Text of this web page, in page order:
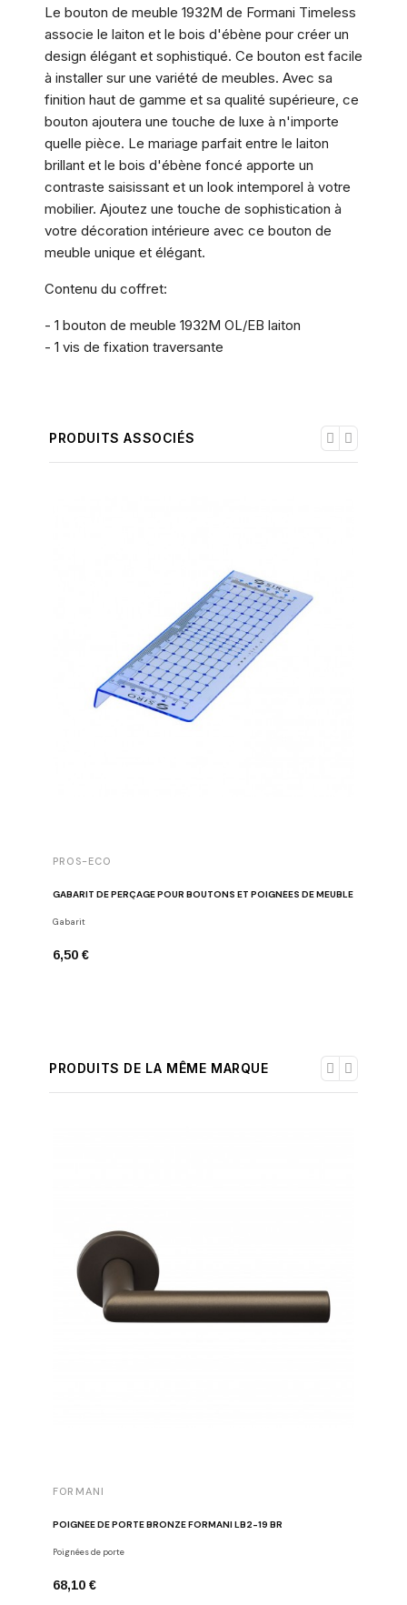
Le bouton de meuble 1932M de Formani Timeless
associe le laiton et le bois d'ébène pour créer un
design élégant et sophistiqué. Ce bouton est facile
à installer sur une variété de meubles. Avec sa
finition haut de gamme et sa qualité supérieure, ce
bouton ajoutera une touche de luxe à n'importe
quelle pièce. Le mariage parfait entre le laiton
brillant et le bois d'ébène foncé apporte un
contraste saisissant et un look intemporel à votre
mobilier. Ajoutez une touche de sophistication à
votre décoration intérieure avec ce bouton de
meuble unique et élégant.
Contenu du coffret:
- 1 bouton de meuble 1932M OL/EB laiton
- 1 vis de fixation traversante
PRODUITS ASSOCIÉS
PROS-ECO
GABARIT DE PERÇAGE POUR BOUTONS ET POIGNÉES DE MEUBLE
Gabarit
6,50 €
PRODUITS DE LA MÊME MARQUE
FORMANI
POIGNÉE DE PORTE BRONZE FORMANI LB2-19 BR
Poignées de porte
68,10 €